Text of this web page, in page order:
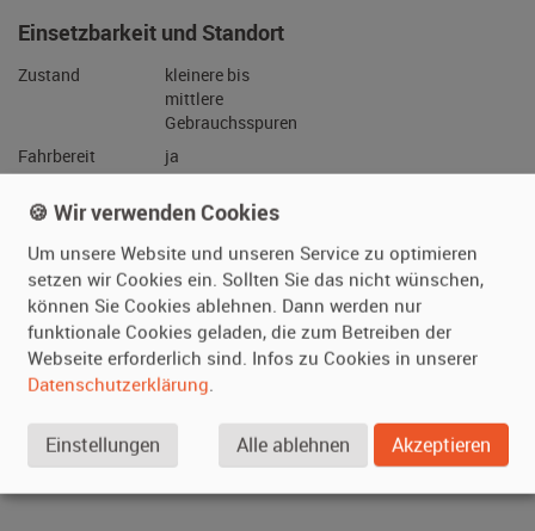
Einsetzbarkeit und Standort
mittlere
Daueranmeldung
ja
Standort
Sachsen
(Deutschland)
Nutzung
Der Darsteller
darf das
Fahrzeug bei
Anwesenheit des
🍪 Wir verwenden Cookies
Um unsere Website und unseren Service zu optimieren
setzen wir Cookies ein. Sollten Sie das nicht wünschen,
können Sie Cookies ablehnen. Dann werden nur
funktionale Cookies geladen, die zum Betreiben der
Webseite erforderlich sind. Infos zu Cookies in unserer
Datenschutzerklärung.
Einstellungen Alle ablehnen Akzeptieren